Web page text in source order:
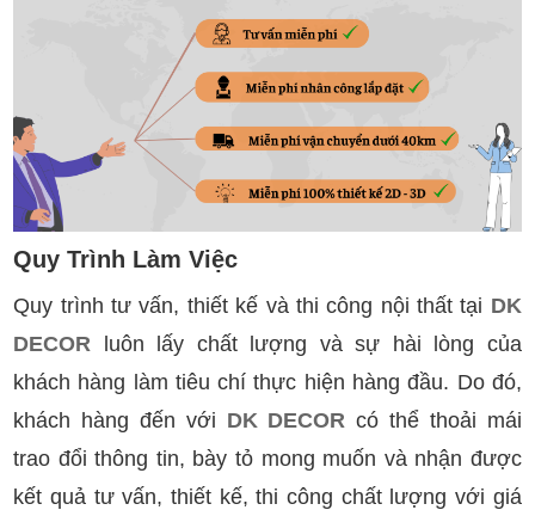
Quy Trình Làm Việc
Quy trình tư vấn, thiết kế và thi công nội thất tại DK
DECOR luôn lấy chất lượng và sự hài lòng của
khách hàng làm tiêu chí thực hiện hàng đầu. Do đó,
khách hàng đến với DK DECOR có thể thoải mái
trao đổi thông tin, bày tỏ mong muốn và nhận được
kết quả tư vấn, thiết kế, thi công chất lượng với giá